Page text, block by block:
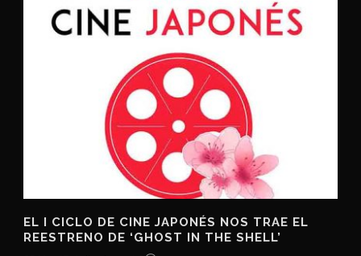
EL I CICLO DE CINE JAPONÉS NOS TRAE EL
REESTRENO DE ‘GHOST IN THE SHELL’